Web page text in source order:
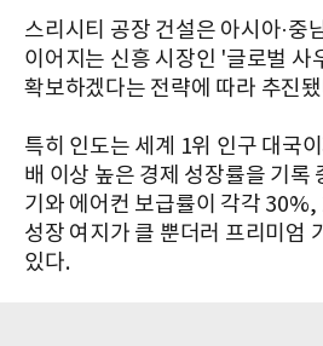
스리시티 공장 건설은 아시아·중
이어지는 신흥 시장인 '글로벌 사
확보하겠다는 전략에 따라 추진
특히 인도는 세계 1위 인구 대국
배 이상 높은 경제 성장률을 기록
기와 에어컨 보급률이 각각 30%,
성장 여지가 클 뿐더러 프리미엄
있다.